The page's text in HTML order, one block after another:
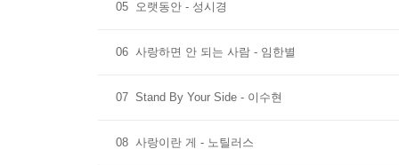
05 오랫동안 - 성시경
06 사랑하면 안 되는 사람 - 임한별
07 Stand By Your Side - 이수현
08 사랑이란 게 - 노틸러스